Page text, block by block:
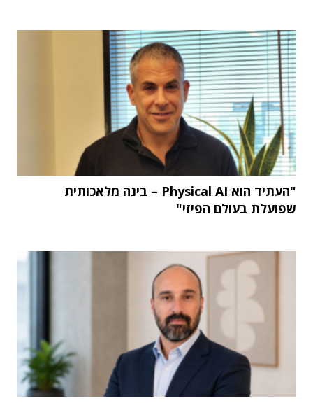
"העתיד הוא Physical AI – בינה מלאכותית
שפועלת בעולם הפיזי"